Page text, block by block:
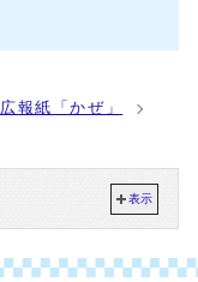
広報紙「かぜ」
表示